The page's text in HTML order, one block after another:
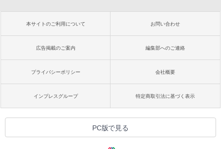
本サイトのご利用について お問い合わせ
広告掲載のご案内 編集部へのご連絡
プライバシーポリシー 会社概要
インプレスグループ 特定商取引法に基づく表示
PC版で見る